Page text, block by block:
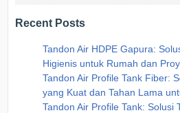
Recent Posts
Tandon Air HDPE Gapura:
Higienis untuk Rumah dan
Tandon Air Profile Tank Fiber:
yang Kuat dan Tahan Lama
Tandon Air Profile Tank: Solusi